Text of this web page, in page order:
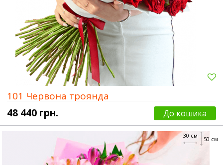
101 Червона троянда
48 440 грн.
До кошика
50 см
30 см